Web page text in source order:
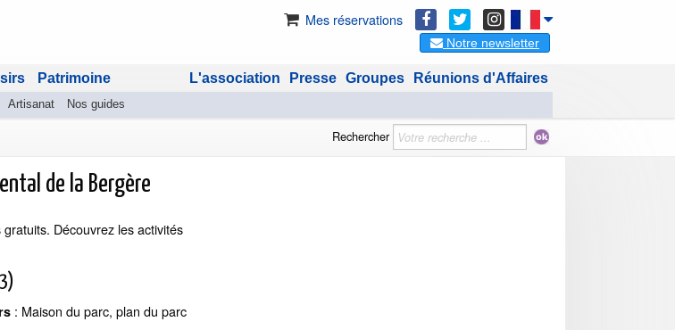
Mes réservations
Notre newsletter
Artisanat Nos guides
Patrimoine Réunions d'Affaires
Groupes
Presse
L'association
Rechercher
de la Bergère
Découvrez les activités
: Maison du parc, plan du parc